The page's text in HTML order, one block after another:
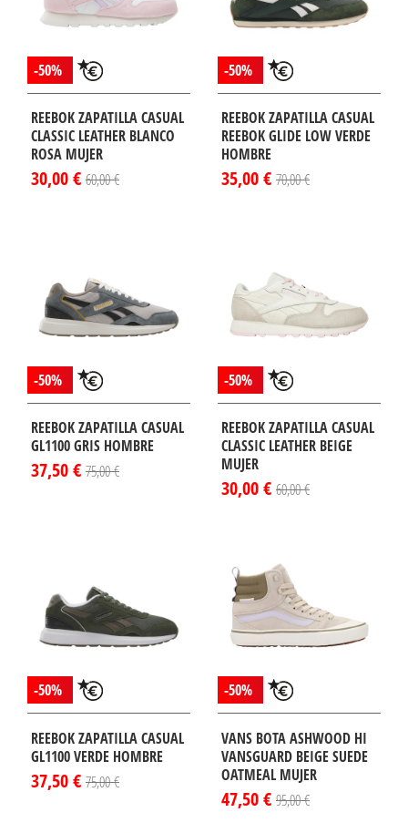
-50%
REEBOK ZAPATILLA CASUAL
CLASSIC LEATHER BLANCO
ROSA MUJER
30,00 € 60,00 €
-50%
REEBOK ZAPATILLA CASUAL
REEBOK GLIDE LOW VERDE
HOMBRE
35,00 € 70,00 €
-50%
REEBOK ZAPATILLA CASUAL
GL1100 GRIS HOMBRE
37,50 € 75,00 €
-50%
REEBOK ZAPATILLA CASUAL
CLASSIC LEATHER BEIGE
MUJER
30,00 € 60,00 €
-50%
REEBOK ZAPATILLA CASUAL
GL1100 VERDE HOMBRE
37,50 € 75,00 €
-50%
VANS BOTA ASHWOOD HI
VANSGUARD BEIGE SUEDE
OATMEAL MUJER
47,50 € 95,00 €